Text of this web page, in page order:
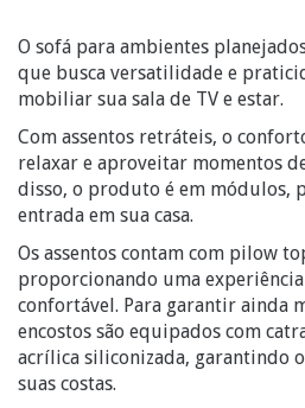
O sofá para ambientes
que busca versatilidade e
mobiliar sua sala de TV e estar.
Com assentos retráteis, o
relaxar e aproveitar momentos
disso, o produto é em módulos,
entrada em sua casa.
Os assentos contam com pilow
proporcionando uma
confortável. Para garantir ainda
encostos são equipados com
acrílica siliconizada, garantindo
suas costas.